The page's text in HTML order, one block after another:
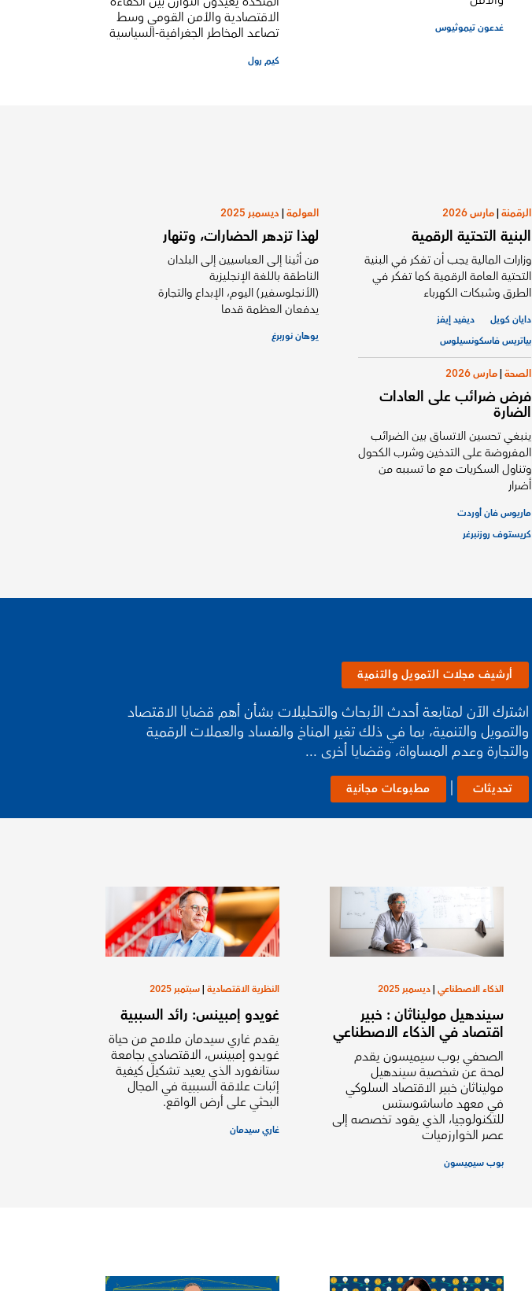
غدعون تيموثيوس الاقتصادية والأمن القومي وسط
تصاعد المخاطر الجغرافية-السياسية
كيم رول
الرقمنة|مارس 2026
البنية التحتية الرقمية
وزارات المالية يجب أن تفكر في البنية
التحتية العامة الرقمية كما تفكر في
الطرق وشبكات الكهرباء
دايان كويل
ديفيد إيفز
بياتريس فاسكونسيلوس
الصحة|مارس 2026
فرض ضرائب على العادات
الضارة
ينبغي تحسين الاتساق بين الضرائب
المفروضة على التدخين وشرب الكحول
وتناول السكريات مع ما تسببه من
أضرار
ماريوس فان أوردت
كريستوف روزنبرغر
العولمة|ديسمبر 2025
لهذا تزدهر الحضارات، وتنهار
من أثينا إلى العباسيين إلى البلدان
الناطقة باللغة الإنجليزية
(الأنجلوسفير) اليوم، الإبداع والتجارة
يدفعان العظمة قدما
يوهان نوربرغ
أرشيف مجلات التمويل والتنمية
اشترك الآن لمتابعة أحدث الأبحاث والتحليلات بشأن أهم قضايا الاقتصاد
والتمويل والتنمية، بما في ذلك تغير المناخ والفساد والعملات الرقمية
والتجارة وعدم المساواة، وقضايا أخرى ...
تحديثات | مطبوعات مجانية
الذكاء الاصطناعي|ديسمبر 2025
سيندهيل موليناثان : خبير
اقتصاد في الذكاء الاصطناعي
الصحفي بوب سيميسون يقدم
لمحة عن شخصية سيندهيل
موليناثان خبير الاقتصاد السلوكي
في معهد ماساشوستس
للتكنولوجيا، الذي يقود تخصصه إلى
عصر الخوارزميات
بوب سيميسون
النظرية الاقتصادية|سبتمبر 2025
غويدو إمبينس: رائد السببية
يقدم غاري سيدمان ملامح من حياة
غويدو إمبينس، الاقتصادي بجامعة
ستانفورد الذي يعيد تشكيل كيفية
إثبات علاقة السببية في المجال
البحثي على أرض الواقع.
غاري سيدمان